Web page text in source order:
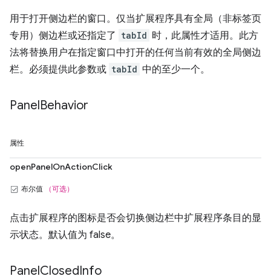
用于打开侧边栏的窗口。仅当扩展程序具有全局（非标签页
专用）侧边栏或还指定了 tabId 时，此属性才适用。此方
法将替换用户在指定窗口中打开的任何当前有效的全局侧边
栏。必须提供此参数或 tabId 中的至少一个。
PanelBehavior
属性
openPanelOnActionClick
布尔值 （可选）
点击扩展程序的图标是否会切换侧边栏中扩展程序条目的显
示状态。默认值为 false。
PanelClosedInfo